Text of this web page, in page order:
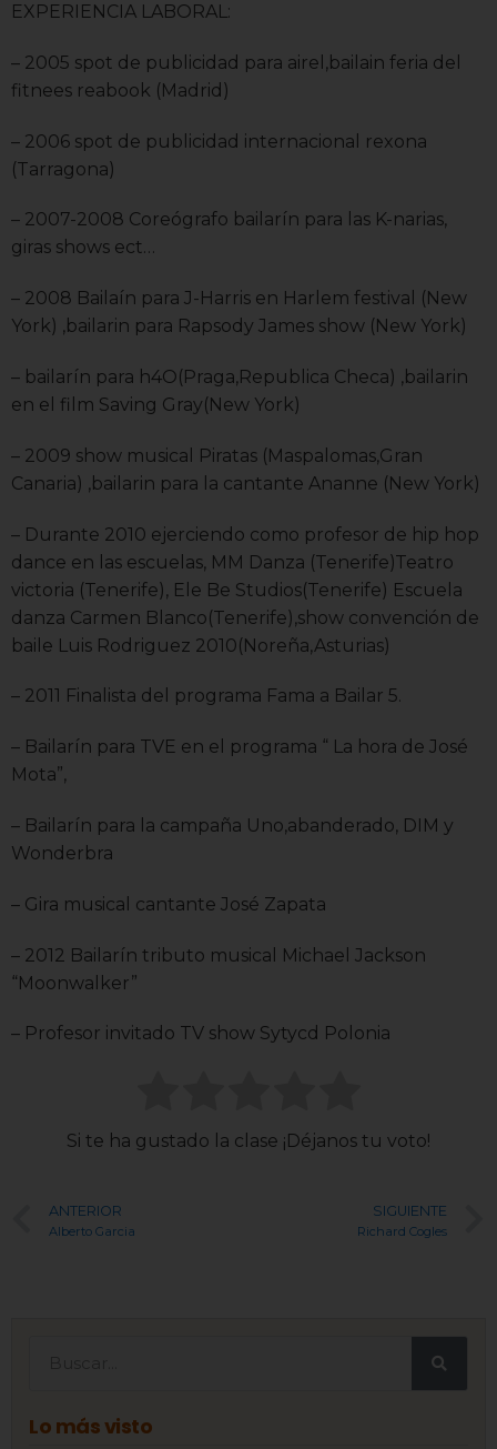
EXPERIENCIA LABORAL:
– 2005 spot de publicidad para airel,bailain feria del
fitnees reabook (Madrid)
– 2006 spot de publicidad internacional rexona
(Tarragona)
– 2007-2008 Coreógrafo bailarín para las K-narias,
giras shows ect…
– 2008 Bailaín para J-Harris en Harlem festival (New
York) ,bailarin para Rapsody James show (New York)
– bailarín para h4O(Praga,Republica Checa) ,bailarin
en el film Saving Gray(New York)
– 2009 show musical Piratas (Maspalomas,Gran
Canaria) ,bailarin para la cantante Ananne (New York)
– Durante 2010 ejerciendo como profesor de hip hop
dance en las escuelas, MM Danza (Tenerife)Teatro
victoria (Tenerife), Ele Be Studios(Tenerife) Escuela
danza Carmen Blanco(Tenerife),show convención de
baile Luis Rodriguez 2010(Noreña,Asturias)
– 2011 Finalista del programa Fama a Bailar 5.
– Bailarín para TVE en el programa “ La hora de José
Mota”,
– Bailarín para la campaña Uno,abanderado, DIM y
Wonderbra
– Gira musical cantante José Zapata
– 2012 Bailarín tributo musical Michael Jackson
“Moonwalker”
– Profesor invitado TV show Sytycd Polonia
Si te ha gustado la clase ¡Déjanos tu voto!
ANTERIOR
Alberto Garcia
SIGUIENTE
Richard Cogles
Lo más visto